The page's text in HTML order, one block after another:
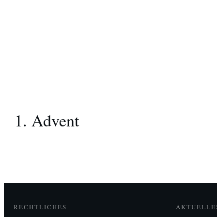
1. Advent
RECHTLICHES